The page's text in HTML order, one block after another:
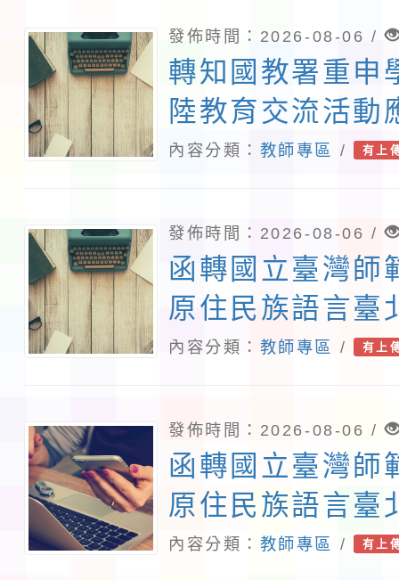
發佈時間：2026-08-06 /
轉知國教署重申
陸教育交流活動
及落實填報登錄
內容分類： 教師專區 / 有上
發佈時間：2026-08-06 /
函轉國立臺灣師
原住民族語言臺
115年度第2期
說明，請查照。
內容分類： 教師專區 / 有上
發佈時間：2026-08-06 /
函轉國立臺灣師
原住民族語言臺
115年度第2期
內容分類： 教師專區 / 有上